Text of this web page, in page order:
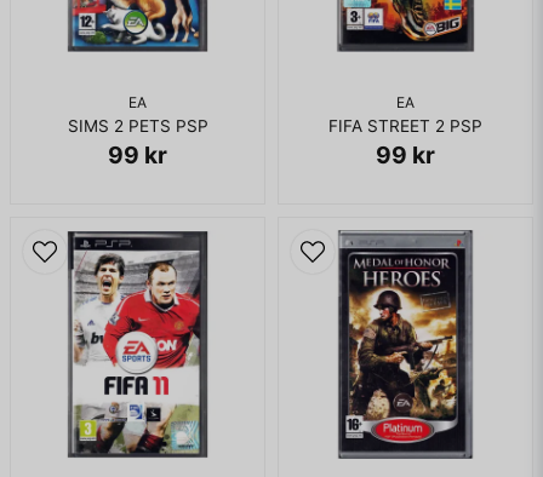
EA
SIMS 2 PETS PSP
99 kr
EA
FIFA STREET 2 PSP
99 kr